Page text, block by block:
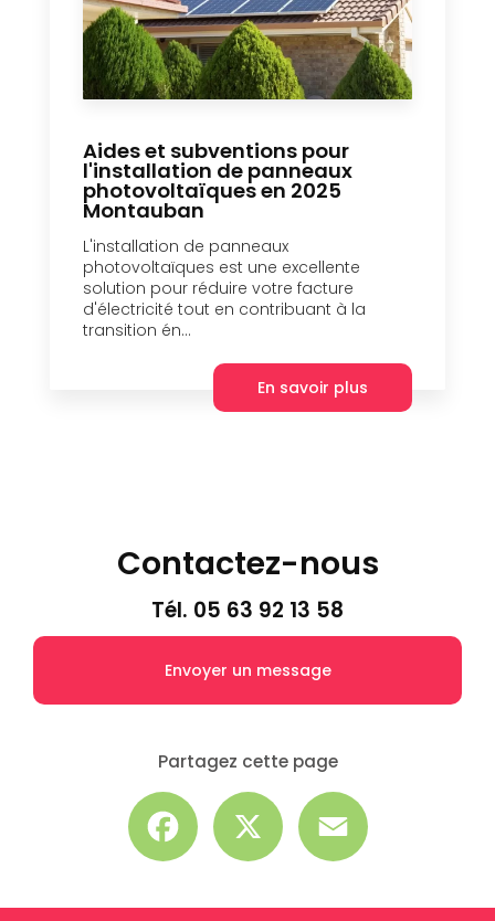
Aides et subventions pour
l'installation de panneaux
photovoltaïques en 2025
Montauban
L'installation de panneaux
photovoltaïques est une excellente
solution pour réduire votre facture
d'électricité tout en contribuant à la
transition én...
En savoir plus
Contactez-nous
Tél. 05 63 92 13 58
Envoyer un message
Partagez cette page
Facebook